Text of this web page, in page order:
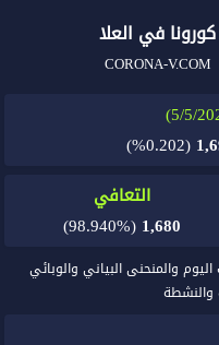
كورونا في العلا
CORONA-V.COM
(0.202%)
التعافي
1,680
(98.940%)
والمنحنى البياني والوبائي
والنشطة